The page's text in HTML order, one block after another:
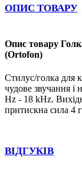
ОПИС ТОВАРУ
Опис товару
(Ortofon)
Стилус/голка для
чудове звучання і
Hz - 18 kHz.
притискна сила 4
ВІДГУКІВ